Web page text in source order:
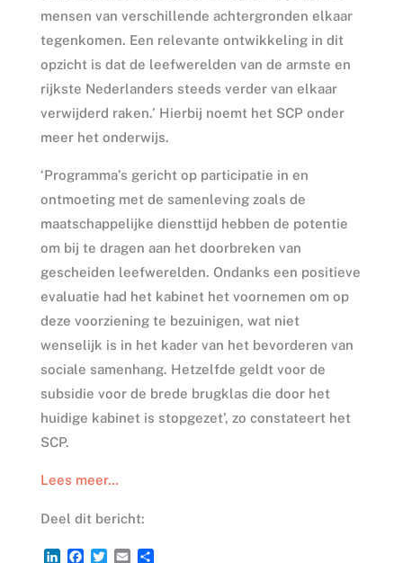
mensen van verschillende achtergronden elkaar
tegenkomen. Een relevante ontwikkeling in dit
opzicht is dat de leefwerelden van de armste en
rijkste Nederlanders steeds verder van elkaar
verwijderd raken.’ Hierbij noemt het SCP onder
meer het onderwijs.
‘Programma’s gericht op participatie in en
ontmoeting met de samenleving zoals de
maatschappelijke diensttijd hebben de potentie
om bij te dragen aan het doorbreken van
gescheiden leefwerelden. Ondanks een positieve
evaluatie had het kabinet het voornemen om op
deze voorziening te bezuinigen, wat niet
wenselijk is in het kader van het bevorderen van
sociale samenhang. Hetzelfde geldt voor de
subsidie voor de brede brugklas die door het
huidige kabinet is stopgezet’, zo constateert het
SCP.
Lees meer…
Deel dit bericht:
L
F
T
E
D